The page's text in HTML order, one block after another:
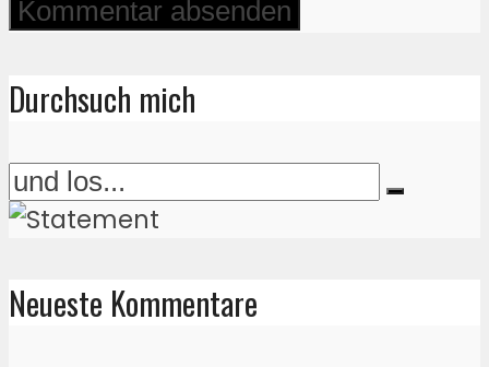
Durchsuch mich
Neueste Kommentare